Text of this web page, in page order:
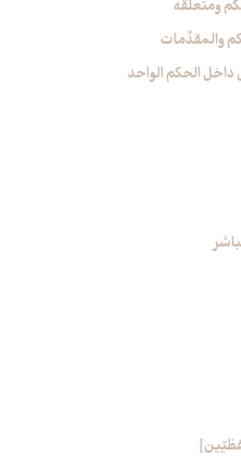
ومتعلّقه
والمقدِّمات‏
داخل الحكم الواحد